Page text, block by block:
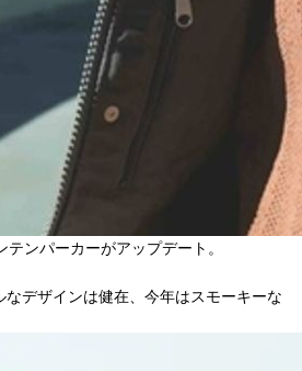
ンパーカーがアップデート。
なデザインは健在、今年はスモーキーな